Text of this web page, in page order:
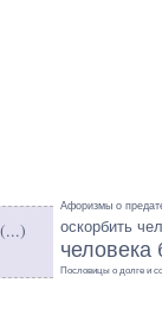
...)
Афоризмы о
оскорбить
человека
Пословицы о долге и